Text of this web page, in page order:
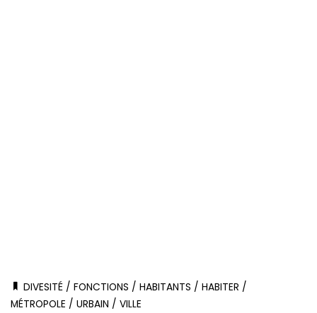
DIVESITÉ /FONCTIONS /HABITANTS /HABITER /
MÉTROPOLE /URBAIN /VILLE